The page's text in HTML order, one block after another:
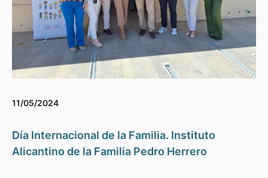
11/05/2024
Día Internacional de la Familia. Instituto
Alicantino de la Familia Pedro Herrero